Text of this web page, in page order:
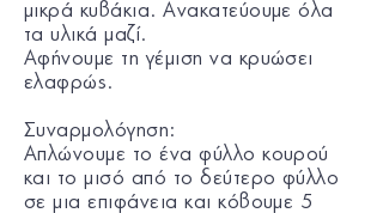
μικρά κυβάκια. Ανακατεύουμε όλα
τα υλικά μαζί.
Αφήνουμε τη γέμιση να κρυώσει
ελαφρώς.
Συναρμολόγηση:
Απλώνουμε το ένα φύλλο κουρού
και το μισό από το δεύτερο φύλλο
σε μια επιφάνεια και κόβουμε 5